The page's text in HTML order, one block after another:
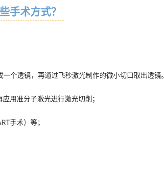
手术方式？
个透镜，再通过飞秒激光制作的微小切口取出透镜。
用准分子激光进行激光切削；
手术）等；